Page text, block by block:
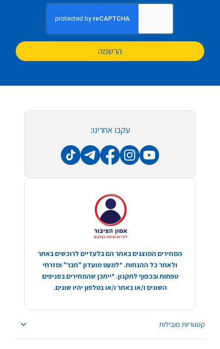
הרשמה
קטגוריות מובילות
עקבו אחרינו:
המחירים המוצגים באתר הם בלעדיים לרוכשים באתר
ולאחר כל ההנחות. *למעט מועדון "חבר" ומזרחי
טפחות ובכפוף לתקנון. *ייתכן שהמחירים בסניפים
השונים ו/או באתר ו/או בטלפון יהיו שונים.